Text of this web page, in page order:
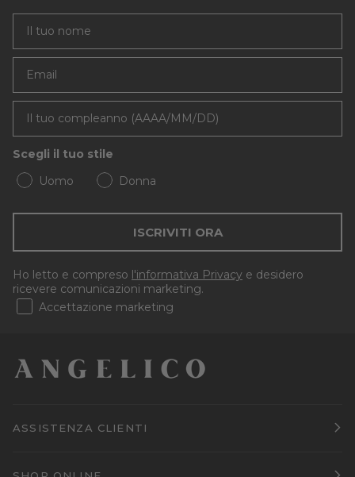
Scegli il tuo stile
Uomo
Donna
ISCRIVITI ORA
Ho letto e compreso l'informativa Privacy e desidero
ricevere comunicazioni marketing.
Accettazione marketing
ASSISTENZA CLIENTI